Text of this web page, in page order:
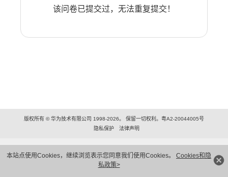
本站点使用Cookies，继续浏览表示您同意我们使用Cookies。 Cookies和隐
私政策>
该问卷已提交过，无法重复提交！
版权所有 © 华为技术有限公司 1998-2026。 保留一切权利。粤A2-20044005号
隐私保护
法律声明